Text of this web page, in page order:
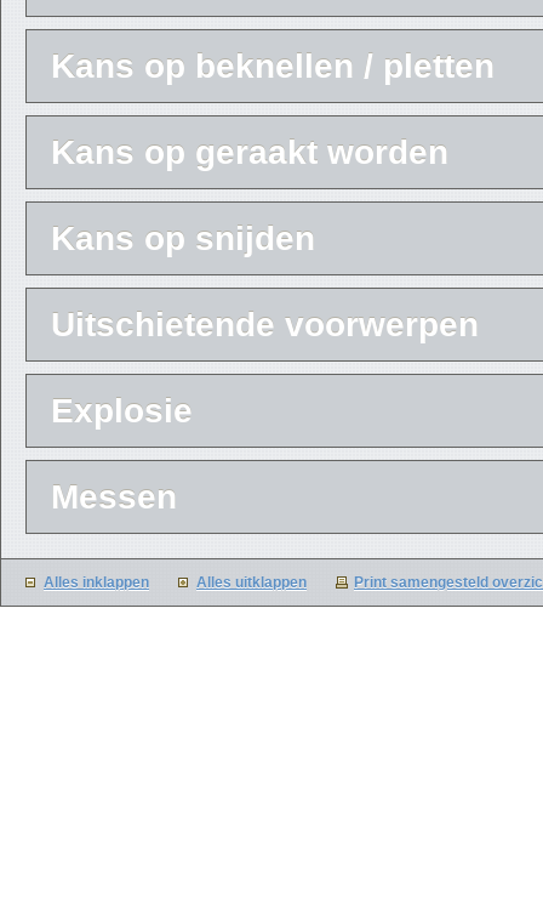
Kans op beknellen / pletten
Kans op geraakt worden
Kans op snijden
Uitschietende voorwerpen
Explosie
Messen
Alles inklappen Alles uitklappen Print samengesteld